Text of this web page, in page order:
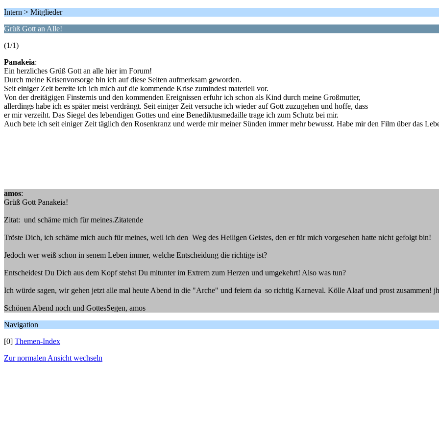
Intern > Mitglieder
Grüß Gott an Alle!
(1/1)
Panakeia:
Ein herzliches Grüß Gott an alle hier im Forum!
Durch meine Krisenvorsorge bin ich auf diese Seiten aufmerksam geworden.
Seit einiger Zeit bereite ich ich mich auf die kommende Krise zumindest materiell vor.
Von der dreitägigen Finsternis und den kommenden Ereignissen erfuhr ich schon als Kind durch meine Großmutter,
allerdings habe ich es später meist verdrängt. Seit einiger Zeit versuche ich wieder auf Gott zuzugehen und hoffe, dass
er mir verzeiht. Das Siegel des lebendigen Gottes und eine Benediktusmedaille trage ich zum Schutz bei mir.
Auch bete ich seit einiger Zeit täglich den Rosenkranz und werde mir meiner Sünden immer mehr bewusst. Habe mir den Film über das
amos:
Grüß Gott Panakeia!
Zitat: und schäme mich für meines.Zitatende
Tröste Dich, ich schäme mich auch für meines, weil ich den Weg des Heiligen Geistes, den er für mich vorgesehen hatte nicht gefolgt bin!
Jedoch wer weiß schon in senem Leben immer, welche Entscheidung die richtige ist?
Entscheidest Du Dich aus dem Kopf stehst Du mitunter im Extrem zum Herzen und umgekehrt! Also was tun?
Ich würde sagen, wir gehen jetzt alle mal heute Abend in die "Arche" und feiern da so richtig Karneval. Kölle Alaaf und prost zusammen!
Schönen Abend noch und GottesSegen, amos
Navigation
[0] Themen-Index
Zur normalen Ansicht wechseln